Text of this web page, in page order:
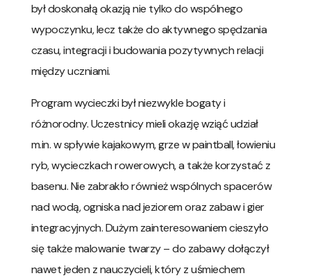
był doskonałą okazją nie tylko do wspólnego
wypoczynku, lecz także do aktywnego spędzania
czasu, integracji i budowania pozytywnych relacji
między uczniami.
Program wycieczki był niezwykle bogaty i
różnorodny. Uczestnicy mieli okazję wziąć udział
m.in. w spływie kajakowym, grze w paintball, łowieniu
ryb, wycieczkach rowerowych, a także korzystać z
basenu. Nie zabrakło również wspólnych spacerów
nad wodą, ogniska nad jeziorem oraz zabaw i gier
integracyjnych. Dużym zainteresowaniem cieszyło
się także malowanie twarzy – do zabawy dołączył
nawet jeden z nauczycieli, który z uśmiechem